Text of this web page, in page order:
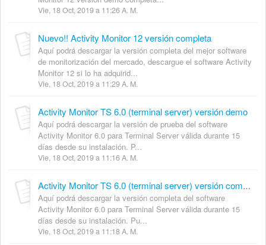
Vie, 18 Oct, 2019 a 11:26 A. M.
Nuevo!! Activity Monitor 12 versión completa
Aquí podrá descargar la versión completa del mejor software
de monitorización del mercado, descargue el software Activity
Monitor 12 si lo ha adquirid...
Vie, 18 Oct, 2019 a 11:29 A. M.
Activity Monitor TS 6.0 (terminal server) versión demo
Aquí podrá descargar la versión de prueba del software
Activity Monitor 6.0 para Terminal Server válida durante 15
días desde su instalación. P...
Vie, 18 Oct, 2019 a 11:16 A. M.
Activity Monitor TS 6.0 (terminal server) versión completa
Aquí podrá descargar la versión completa del software
Activity Monitor 6.0 para Terminal Server válida durante 15
días desde su instalación. Pu...
Vie, 18 Oct, 2019 a 11:18 A. M.